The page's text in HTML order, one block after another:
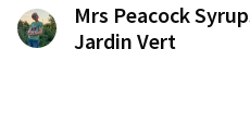
Mrs Peacock
Jardin Vert